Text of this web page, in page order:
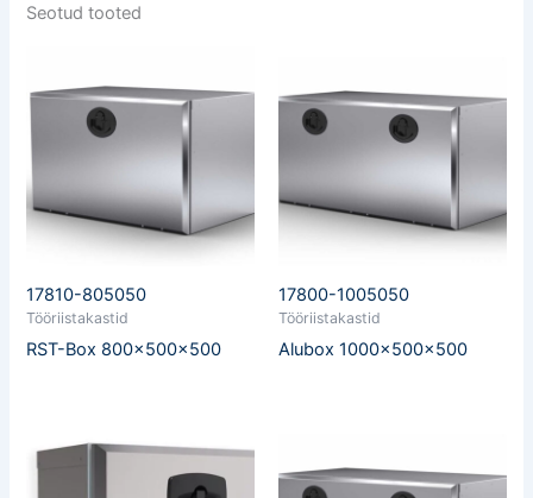
Seotud tooted
17810-805050
Tööriistakastid
RST-Box 800x500x500
17800-1005050
Tööriistakastid
Alubox 1000x500x500